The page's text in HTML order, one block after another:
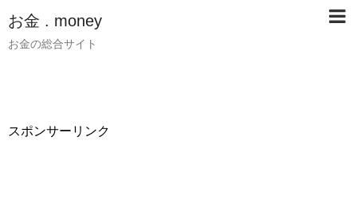
お金 . money
お金の総合サイト
スポンサーリンク